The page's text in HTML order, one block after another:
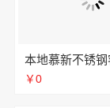
￥0